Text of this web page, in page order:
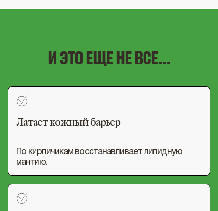
И ЭТО ЕЩЕ НЕ ВСЕ…
Латает кожный барьер
По кирпичикам восстанавливает липидную
мантию.